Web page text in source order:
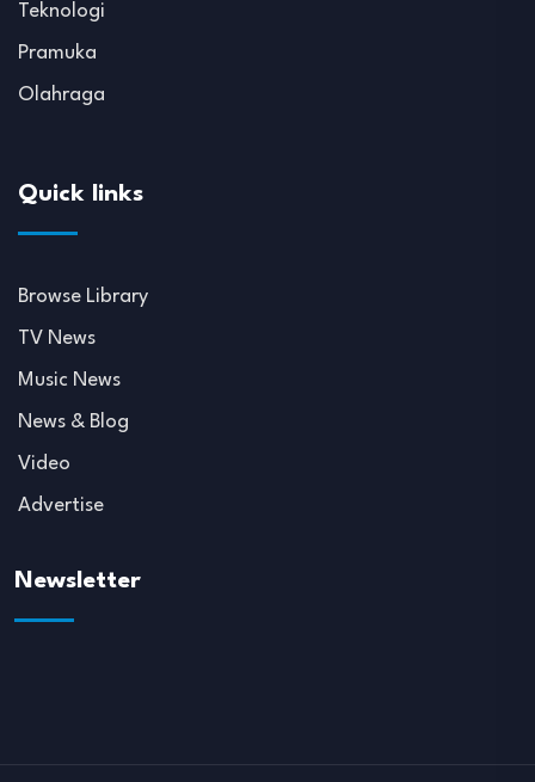
Teknologi
Pramuka
Olahraga
Quick links
Browse Library
TV News
Music News
News & Blog
Video
Advertise
Newsletter